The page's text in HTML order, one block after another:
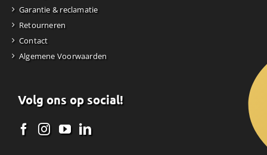
Garantie & reclamatie
Retourneren
Contact
Algemene Voorwaarden
Volg ons op social!